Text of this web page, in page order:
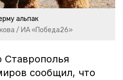
альпак
/ ИА «Победа26»
Ставрополья
сообщил, что